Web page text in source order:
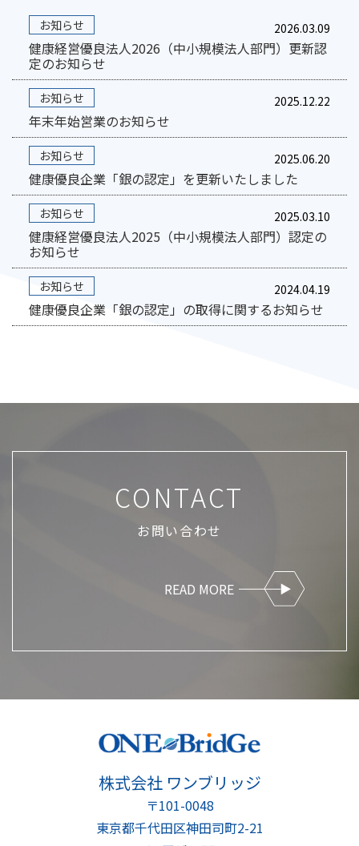
お知らせ 2026.03.09
健康経営優良法人2026（中小規模法人部門）更新認
定のお知らせ
お知らせ 2025.12.22
年末年始営業のお知らせ
お知らせ 2025.06.20
健康優良企業「銀の認定」を更新いたしました
お知らせ 2025.03.10
健康経営優良法人2025（中小規模法人部門）認定の
お知らせ
お知らせ 2024.04.19
健康優良企業「銀の認定」の取得に関するお知らせ
CONTACT
お問い合わせ
READ MORE
株式会社 ワンブリッジ
〒101-0048
東京都千代田区神田司町2-21